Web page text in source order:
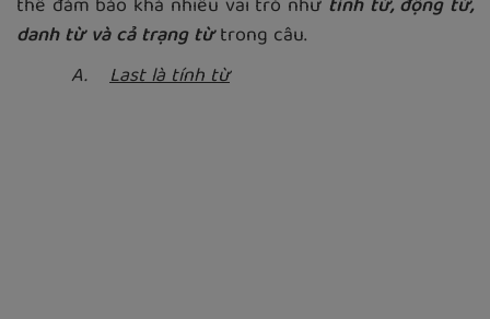
thể đảm bảo khá nhiều vai trò như tính từ, động từ,
danh từ và cả trạng từtrong câu.
A. Last là tính từ